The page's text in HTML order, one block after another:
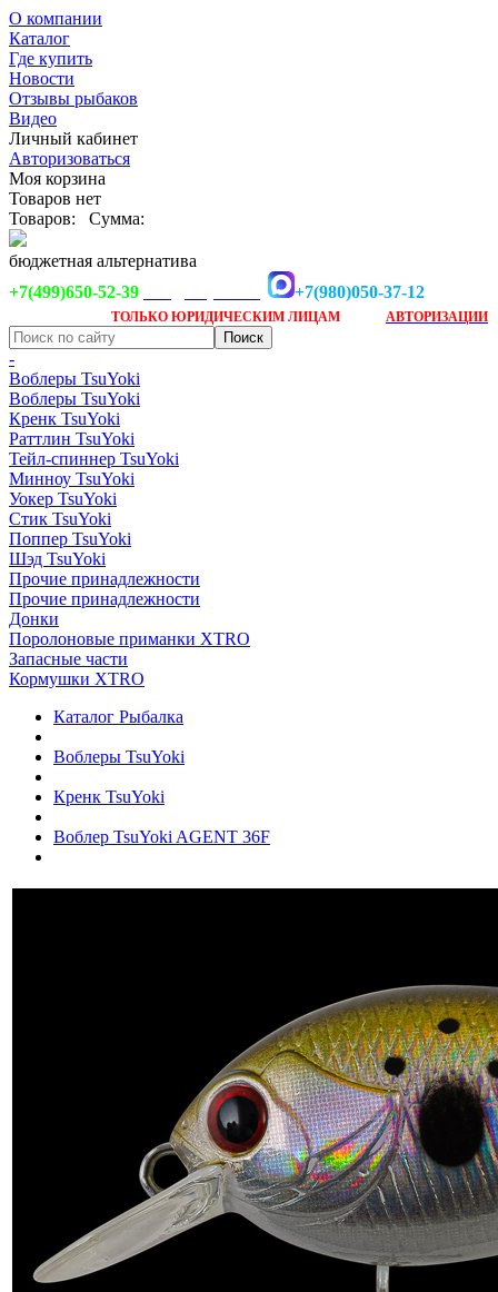
О компании
Каталог
Где купить
Новости
Отзывы рыбаков
Видео
Личный кабинет
Авторизоваться
Моя корзина
Товаров нет
Товаров:
Сумма:
бюджетная альтернатива
+7(499)650-52-39
+7(980)050-37-12
ТОЛЬКО ЮРИДИЧЕСКИМ ЛИЦАМ АВТОРИЗАЦИИ
-
Воблеры TsuYoki
Воблеры TsuYoki
Кренк TsuYoki
Раттлин TsuYoki
Тейл-спиннер TsuYoki
Минноу TsuYoki
Уокер TsuYoki
Стик TsuYoki
Поппер TsuYoki
Шэд TsuYoki
Прочие принадлежности
Прочие принадлежности
Донки
Поролоновые приманки XTRO
Запасные части
Кормушки XTRO
Каталог Рыбалка
Воблеры TsuYoki
Кренк TsuYoki
Воблер TsuYoki AGENT 36F